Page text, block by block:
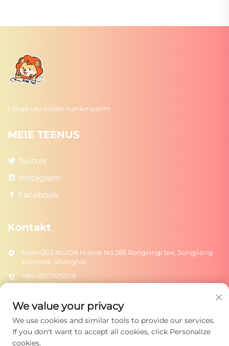
Looge üks kindel nahkmaailm
MEIE TEENUS
Twitter
Instagram
Facebook
Kontakt
Room303 No.10# Hoone No.285 Rongxingi tee, Songjiang
piirkond, Shanghai
+86-18217615209
Saada
We value your privacy
We use cookies and similar tools to provide our services.
If you don't want to accept all cookies, click Personalize
cookies.